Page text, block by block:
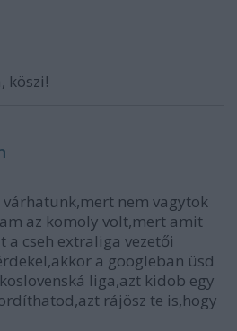
köszi!
várhatunk,mert nem vagytok
az komoly volt,mert amit
a cseh extraliga vezetői
a googleban üsd
liga,azt kidob egy
rájösz te is,hogy